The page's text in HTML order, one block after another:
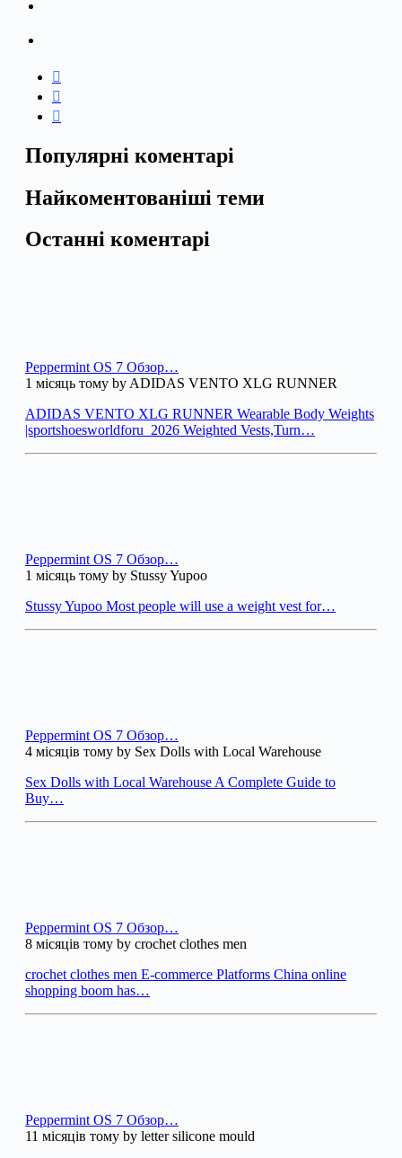
Популярні коментарі
Найкоментованіші теми
Останні коментарі
Peppermint OS 7 Обзор…
1 місяць тому by ADIDAS VENTO XLG RUNNER
ADIDAS VENTO XLG RUNNER Wearable Body Weights
|sportshoesworldforu_2026 Weighted Vests,Turn…
Peppermint OS 7 Обзор…
1 місяць тому by Stussy Yupoo
Stussy Yupoo Most people will use a weight vest for…
Peppermint OS 7 Обзор…
4 місяців тому by Sex Dolls with Local Warehouse
Sex Dolls with Local Warehouse A Complete Guide to
Buy…
Peppermint OS 7 Обзор…
8 місяців тому by crochet clothes men
crochet clothes men E-commerce Platforms China online
shopping boom has…
Peppermint OS 7 Обзор…
11 місяців тому by letter silicone mould